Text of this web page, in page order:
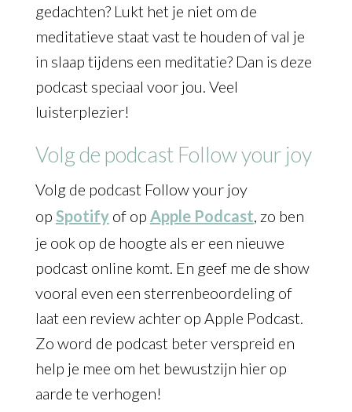
gedachten? Lukt het je niet om de
meditatieve staat vast te houden of val je
in slaap tijdens een meditatie? Dan is deze
podcast speciaal voor jou. Veel
luisterplezier!
Volg de podcast Follow your joy
Volg de podcast Follow your joy
op Spotifyof op Apple Podcast , zo ben
je ook op de hoogte als er een nieuwe
podcast online komt. En geef me de show
vooral even een sterrenbeoordeling of
laat een review achter op Apple Podcast.
Zo word de podcast beter verspreid en
help je mee om het bewustzijn hier op
aarde te verhogen!